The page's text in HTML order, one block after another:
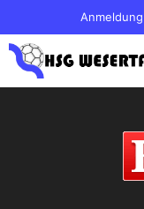
Inhalt
springen
Anmeldung